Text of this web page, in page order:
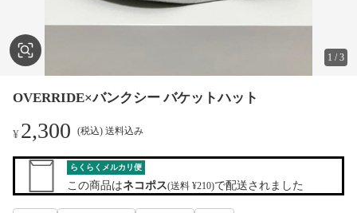
1 /3
OVERRIDE×バンクシー バケットハット
¥2,300 (税込) 送料込み
らくらくメルカリ便
この商品はネコポス(送料 ¥210)で配送されました